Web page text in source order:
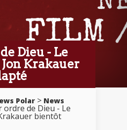
Dieu - Le
Krakauer
Polar > News
ordre de Dieu - Le
bientôt